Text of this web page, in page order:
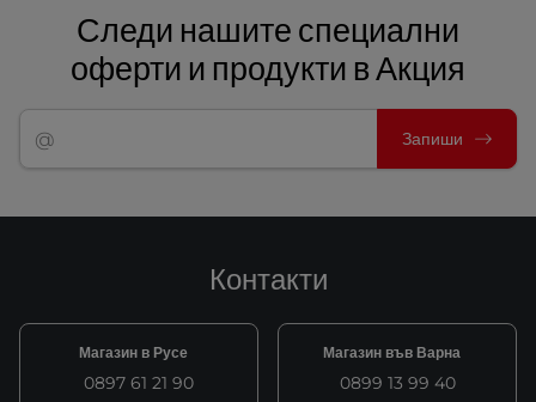
Следи нашите специални
оферти и продукти в Акция
Запиши
Контакти
Магазин в Русе
0897 61 21 90
Магазин във Варна
0899 13 99 40